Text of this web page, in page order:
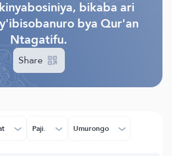
bikaba ari
bya Qur'an
Ntagatifu.
Share
Paji. Umurongo